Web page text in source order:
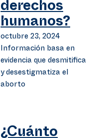
derechos
humanos?
octubre 23, 2024
Información basa en
evidencia que desmitifica
y desestigmatiza el
aborto
¿Cuánto